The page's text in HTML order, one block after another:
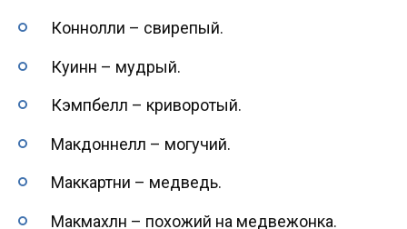
Коннолли – свирепый.
Куинн – мудрый.
Кэмпбелл – криворотый.
Макдоннелл – могучий.
Маккартни – медведь.
Макмахлн – похожий на медвежонка.